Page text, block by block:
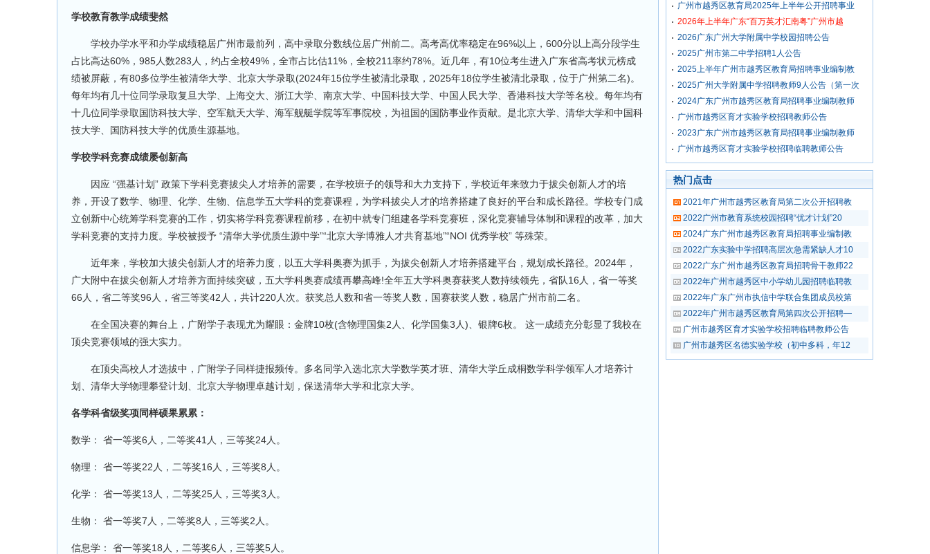
学校教育教学成绩斐然
学校办学水平和办学成绩稳居广州市最前列，高中录取分数线位居广州前二。高考高优率稳定在96%以上，600分以上高分段学生
占比高达60%，985人数283人，约占全校49%，全市占比估11%，全校211率约78%。近几年，有10位考生进入广东省高考状元榜成
绩被屏蔽，有80多位学生被清华大学、北京大学录取(2024年15位学生被清北录取，2025年18位学生被清北录取，位于广州第二名)。
每年均有几十位同学录取复旦大学、上海交大、浙江大学、南京大学、中国科技大学、中国人民大学、香港科技大学等名校。每年均有
十几位同学录取国防科技大学、空军航天大学、海军舰艇学院等军事院校，为祖国的国防事业作贡献。是北京大学、清华大学和中国科
技大学、国防科技大学的优质生源基地。
学校学科竞赛成绩屡创新高
因应 “强基计划” 政策下学科竞赛拔尖人才培养的需要，在学校班子的领导和大力支持下，学校近年来致力于拔尖创新人才的培
养，开设了数学、物理、化学、生物、信息学五大学科的竞赛课程，为学科拔尖人才的培养搭建了良好的平台和成长路径。学校专门成
立创新中心统筹学科竞赛的工作，切实将学科竞赛课程前移，在初中就专门组建各学科竞赛班，深化竞赛辅导体制和课程的改革，加大
学科竞赛的支持力度。学校被授予 “清华大学优质生源中学”“北京大学博雅人才共育基地”“NOI 优秀学校” 等殊荣。
近年来，学校加大拔尖创新人才的培养力度，以五大学科奥赛为抓手，为拔尖创新人才培养搭建平台，规划成长路径。2024年，
广大附中在拔尖创新人才培养方面持续突破，五大学科奥赛成绩再攀高峰!全年五大学科奥赛获奖人数持续领先，省队16人，省一等奖
66人，省二等奖96人，省三等奖42人，共计220人次。获奖总人数和省一等奖人数，国赛获奖人数，稳居广州市前二名。
在全国决赛的舞台上，广附学子表现尤为耀眼：金牌10枚(含物理国集2人、化学国集3人)、银牌6枚。 这一成绩充分彰显了我校在
顶尖竞赛领域的强大实力。
在顶尖高校人才选拔中，广附学子同样捷报频传。多名同学入选北京大学数学英才班、清华大学丘成桐数学科学领军人才培养计
划、清华大学物理攀登计划、北京大学物理卓越计划，保送清华大学和北京大学。
各学科省级奖项同样硕果累累：
数学： 省一等奖6人，二等奖41人，三等奖24人。
物理： 省一等奖22人，二等奖16人，三等奖8人。
化学： 省一等奖13人，二等奖25人，三等奖3人。
生物： 省一等奖7人，二等奖8人，三等奖2人。
信息学： 省一等奖18人，二等奖6人，三等奖5人。
广州市越秀区教育局2025年上半年公开招聘事业
2026年上半年广东“百万英才汇南粤”广州市越
2026广东广州大学附属中学校园招聘公告
2025广州市第二中学招聘1人公告
2025上半年广州市越秀区教育局招聘事业编制教
2025广州大学附属中学招聘教师9人公告（第一次
2024广东广州市越秀区教育局招聘事业编制教师
广州市越秀区育才实验学校招聘教师公告
2023广东广州市越秀区教育局招聘事业编制教师
广州市越秀区育才实验学校招聘临聘教师公告
热门点击
2021年广州市越秀区教育局第二次公开招聘教
2022广州市教育系统校园招聘“优才计划”20
2024广东广州市越秀区教育局招聘事业编制教
2022广东实验中学招聘高层次急需紧缺人才10
2022广东广州市越秀区教育局招聘骨干教师22
2022年广州市越秀区中小学幼儿园招聘临聘教
2022年广东广州市执信中学联合集团成员校第
2022年广州市越秀区教育局第四次公开招聘—
广州市越秀区育才实验学校招聘临聘教师公告
广州市越秀区名德实验学校（初中多科，年12